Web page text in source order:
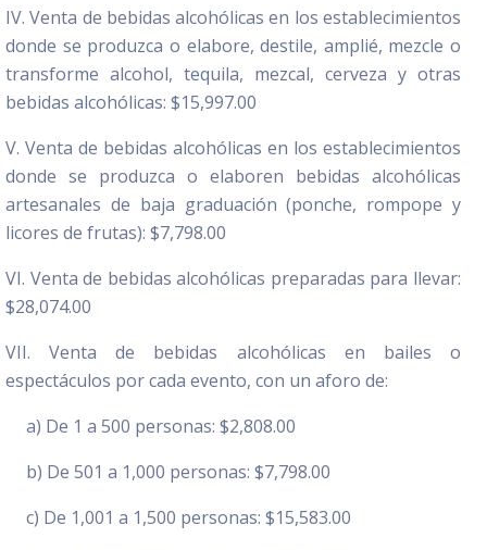
IV. Venta de bebidas alcohólicas en los establecimientos
donde se produzca o elabore, destile, amplié, mezcle o
transforme alcohol, tequila, mezcal, cerveza y otras
bebidas alcohólicas: $15,997.00
V. Venta de bebidas alcohólicas en los establecimientos
donde se produzca o elaboren bebidas alcohólicas
artesanales de baja graduación (ponche, rompope y
licores de frutas): $7,798.00
VI. Venta de bebidas alcohólicas preparadas para llevar:
$28,074.00
VII. Venta de bebidas alcohólicas en bailes o
espectáculos por cada evento, con un aforo de:
a) De 1 a 500 personas: $2,808.00
b) De 501 a 1,000 personas: $7,798.00
c) De 1,001 a 1,500 personas: $15,583.00